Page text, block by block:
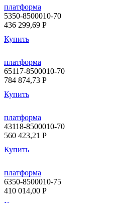
платформа
5350-8500010-70
436 299,69 P
Купить
платформа
65117-8500010-70
784 874,73 P
Купить
платформа
43118-8500010-70
560 423,21 P
Купить
платформа
6350-8500010-75
410 014,00 P